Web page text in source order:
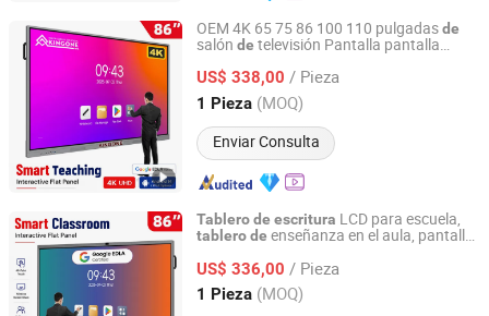
OEM 4K 65 75 86 100 110 pulgadasde
salón de televisión Pantalla pantalla
LCD Pizarra pantalla táctil Smart Board
para la Enseñanza y la Reunión
US$ 338,00 / Pieza
1 Pieza (MOQ)
Enviar Consulta
Dongguan Kingone Electronics Co., Ltd.
Guangdong, China Desde 2019
Tablerode escritura LCD para escuela,
tablerode enseñanza en el aula, pantalla
digital, pizarra inteligente para escuela y
oficina
US$ 336,00 / Pieza
1 Pieza (MOQ)
Dongguan Kingone Electronics Co., Ltd.
Guangdong, China Desde 2019